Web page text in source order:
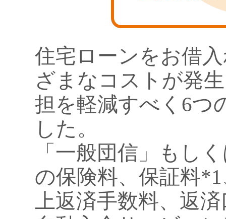
住宅ローンをお借
ざまなコストが発
担を軽減すべく6つ
した。
「一般団信」もし
の保険料、保証料
上返済手数料、返